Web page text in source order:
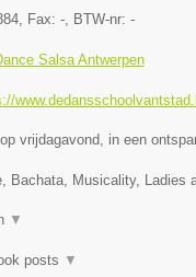
, Fax: -, BTW-nr: -
Salsa Antwerpen
vrijdagavond, in een
Bachata, Musicality, Ladies
▼
posts ▼